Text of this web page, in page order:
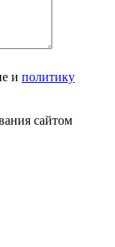
и политику
сайтом